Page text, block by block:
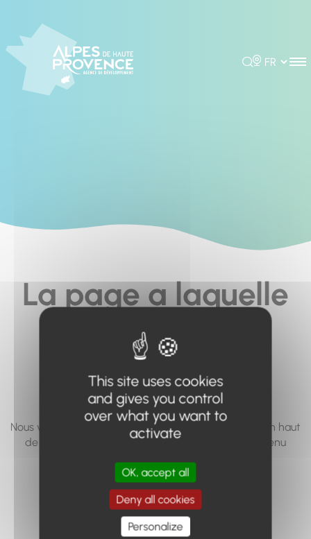
Rechercher
Choisir la
La page a laquelle
vous cherchez à
accéder n'existe
pas... ou plus.
Nous vous invitons à utiliser le moteur de recherche en haut
de page, ou à utiliser le menu pour trouver le contenu
Retour à l'accueil
This site uses cookies
and gives you control
over what you want to
activate
OK, accept all
Deny all cookies
Personalize